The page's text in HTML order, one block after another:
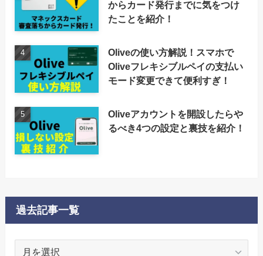
からカード発行までに気をつけ
たことを紹介！
Oliveの使い方解説！スマホで
Oliveフレキシブルペイの支払い
モード変更できて便利すぎ！
Oliveアカウントを開設したらや
るべき4つの設定と裏技を紹介！
過去記事一覧